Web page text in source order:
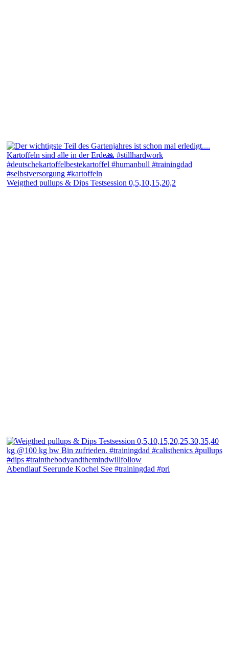
Weigthed pullups & Dips Testsession 0,5,10,15,20,2
Abendlauf Seerunde Kochel See #trainingdad #pri